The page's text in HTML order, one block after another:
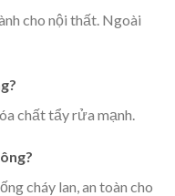
cho nội thất. Ngoài
chất tẩy rửa mạnh.
cháy lan, an toàn cho